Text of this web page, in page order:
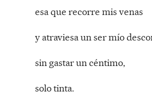
esa que recorre mis venas
y atraviesa un ser mío
sin gastar un céntimo,
solo tinta.